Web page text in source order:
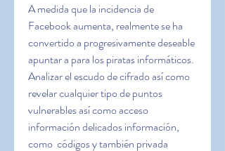
A medida que la incidencia de
Facebook aumenta, realmente se ha
convertido a progresivamente deseable
apuntar a para los piratas informáticos.
Analizar el escudo de cifrado así como
revelar cualquier tipo de puntos
vulnerables así como acceso
información delicados información,
como  códigos y también privada